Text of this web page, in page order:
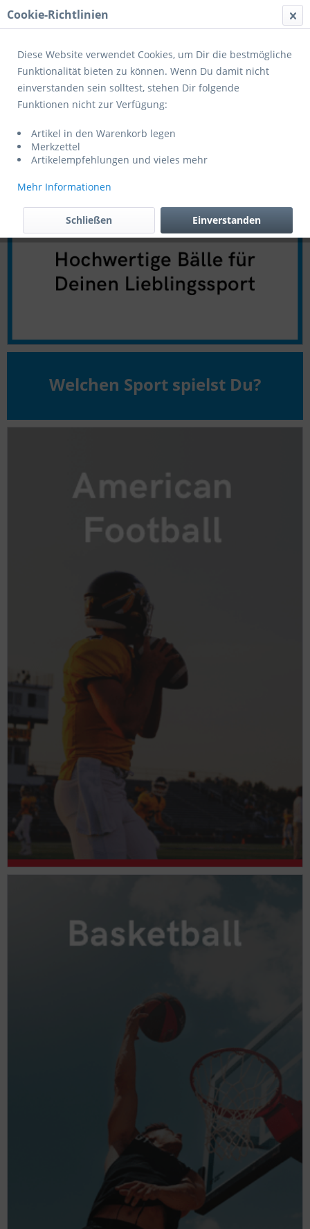
Menü
Wilson
Welchen Sport spielst Du?
Cookie-Richtlinien
Diese Website verwendet Cookies, um Dir die bestmögliche
Funktionalität bieten zu können. Wenn Du damit nicht
einverstanden sein solltest, stehen Dir folgende
Funktionen nicht zur Verfügung:
Artikel in den Warenkorb legen
Merkzettel
Artikelempfehlungen und vieles mehr
Mehr Informationen
Einverstanden
Schließen